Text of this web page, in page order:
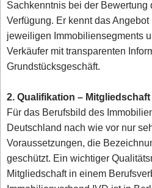
Sachkenntnis bei der Bewertung
Verfügung. Er kennt das
jeweiligen Immobiliensegments
Verkäufer mit transparenten
Grundstücksgeschäft.
2. Qualifikation –
Für das Berufsbild des
Deutschland nach wie vor nur
Voraussetzungen, die
geschützt. Ein wichtiger
Mitgliedschaft in einem